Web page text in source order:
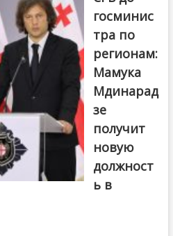
госминис
тра по
регионам:
Мамука
Мдинарад
зе
получит
новую
должност
ь в